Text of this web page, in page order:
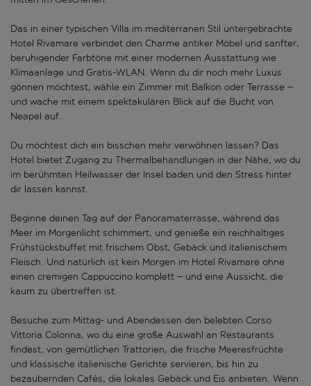
Das in einer typischen Villa im mediterranen Stil untergebrachte
Hotel Rivamare verbindet den Charme antiker Möbel und sanfter,
beruhigender Farbtöne mit einer modernen Ausstattung wie
Klimaanlage und Gratis-WLAN. Wenn du dir noch mehr Luxus
gönnen möchtest, wähle ein Zimmer mit Balkon oder Terrasse –
und wache mit einem spektakulären Blick auf die Bucht von
Neapel auf.
Du möchtest dich ein bisschen mehr verwöhnen lassen? Das
Hotel bietet Zugang zu Thermalbehandlungen in der Nähe, wo du
im berühmten Heilwasser der Insel baden und den Stress hinter
dir lassen kannst.
Beginne deinen Tag auf der Panoramaterrasse, während das
Meer im Morgenlicht schimmert, und genieße ein reichhaltiges
Frühstücksbuffet mit frischem Obst, Gebäck und italienischem
Fleisch. Und natürlich ist kein Morgen im Hotel Rivamare ohne
einen cremigen Cappuccino komplett – und eine Aussicht, die
kaum zu übertreffen ist.
Besuche zum Mittag- und Abendessen den belebten Corso
Vittoria Colonna, wo du eine große Auswahl an Restaurants
findest, von gemütlichen Trattorien, die frische Meeresfrüchte
und klassische italienische Gerichte servieren, bis hin zu
bezaubernden Cafés, die lokales Gebäck und Eis anbieten. Wenn